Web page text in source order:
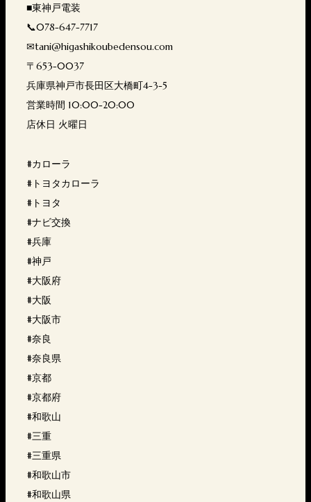
■東神戸電装
📞078-647-7717
✉tani@higashikoubedensou.com
〒653-0037
兵庫県神戸市長田区大橋町4-3-5
営業時間 10:00-20:00
店休日 火曜日
#カローラ
#トヨタカローラ
#トヨタ
#ナビ交換
#兵庫
#神戸
#大阪府
#大阪
#大阪市
#奈良
#奈良県
#京都
#京都府
#和歌山
#三重
#三重県
#和歌山市
#和歌山県